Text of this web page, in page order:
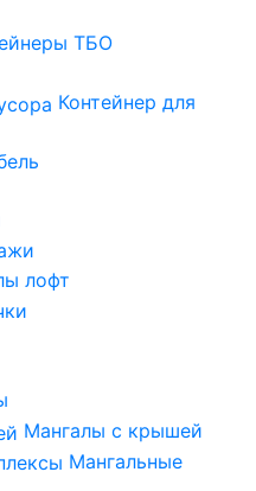
ТБО
Контейнер для
лофт
Мангалы с крышей
Мангальные